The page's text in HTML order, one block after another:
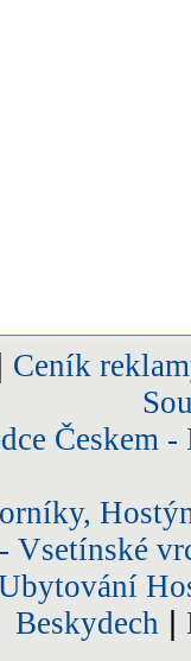
Ceník
Českem
Vsetínské
Beskydech